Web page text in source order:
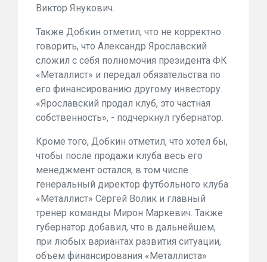
Виктор Янукович.
Также Добкин отметил, что не корректно
говорить, что Александр Ярославский
сложил с себя полномочия президента ФК
«Металлист» и передал обязательства по
его финансированию другому инвестору.
«Ярославский продал клуб, это частная
собственность», - подчеркнул губернатор.
Кроме того, Добкин отметил, что хотел бы,
чтобы после продажи клуба весь его
менеджмент остался, в том числе
генеральный директор футбольного клуба
«Металлист» Сергей Волик и главный
тренер команды Мирон Маркевич. Также
губернатор добавил, что в дальнейшем,
при любых вариантах развития ситуации,
объем финансирования «Металлиста»